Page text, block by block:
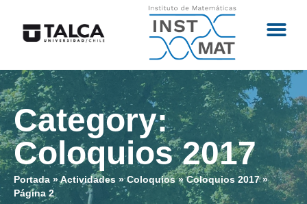
Category:
Coloquios 2017
Portada »Actividades »Coloquios»Coloquios 2017»
Página 2